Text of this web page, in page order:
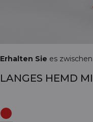
Erhalten Sie es
LANGES HEMD